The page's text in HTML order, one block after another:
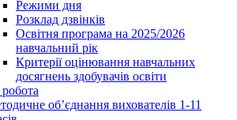
Режими дня
Розклад дзвінків
Освітня програма на 2025/2026
навчальний рік
Критерії оцінювання навчальних
досягнень здобувачів освіти
об’єднання вихователів 1-11